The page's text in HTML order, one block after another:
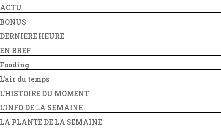
ACTU
BONUS
DERNIERE HEURE
EN BREF
Fooding
L'air du temps
L'HISTOIRE DU MOMENT
L'INFO DE LA SEMAINE
LA PLANTE DE LA SEMAINE